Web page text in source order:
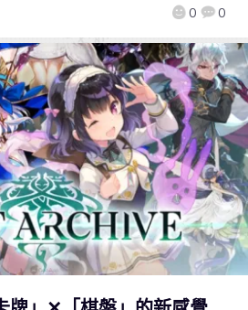
0 0